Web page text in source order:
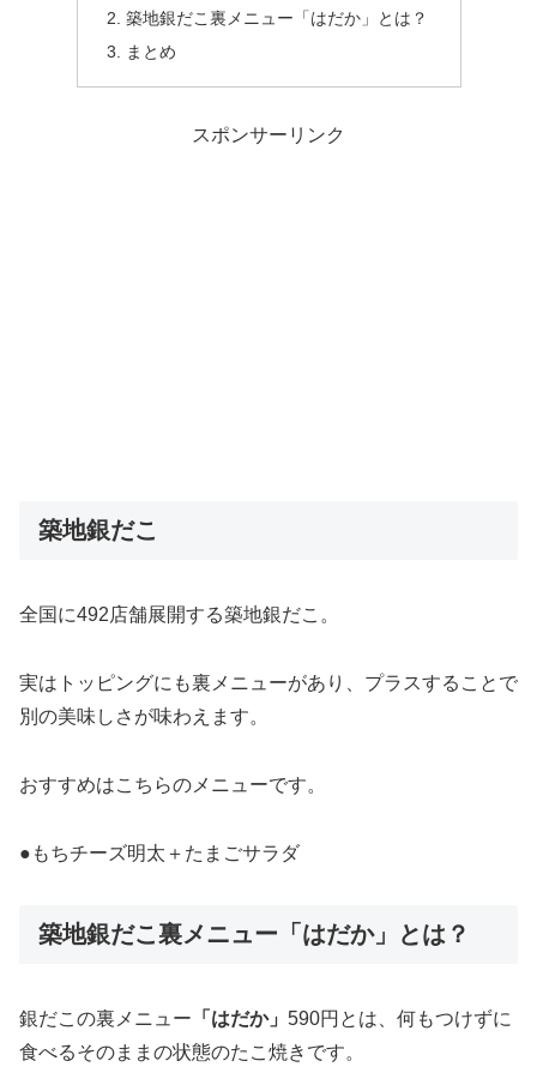
築地銀だこ裏メニュー「はだか」とは？
まとめ
スポンサーリンク
築地銀だこ
全国に492店舗展開する築地銀だこ。
実はトッピングにも裏メニューがあり、プラスすることで
別の美味しさが味わえます。
おすすめはこちらのメニューです。
●もちチーズ明太＋たまごサラダ
築地銀だこ裏メニュー「はだか」とは？
銀だこの裏メニュー 「はだか」 590円とは、何もつけずに
食べるそのままの状態のたこ焼きです。